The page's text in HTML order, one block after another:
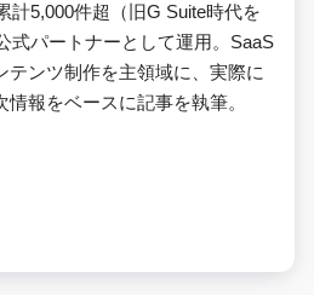
計5,000件超（旧G Suite時代を
式パートナーとして運用。SaaS
テンツ制作を主領域に、実際に
報をベースに記事を執筆。